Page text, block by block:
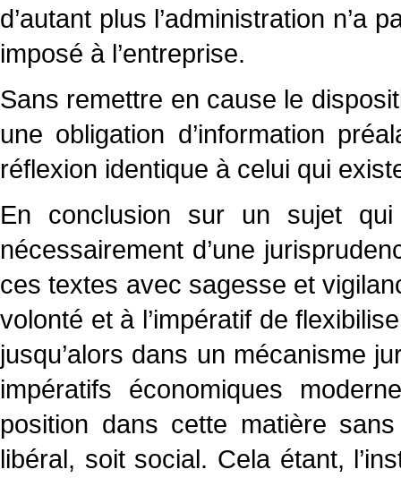
d’autant plus l’administration n’a
imposé à l’entreprise.
Sans remettre en cause le
une obligation d’information
réflexion identique à celui qui
En conclusion sur un sujet
nécessairement d’une
ces textes avec sagesse et
volonté et à l’impératif de
jusqu’alors dans un mécanisme
impératifs économiques
position dans cette matière
libéral, soit social. Cela étant,